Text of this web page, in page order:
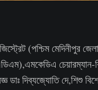
(পশ্চিম মেদিনীপুর
চেয়ারম্যান-
ডাঃ দিব্যজ্যোতি দে,শিশু